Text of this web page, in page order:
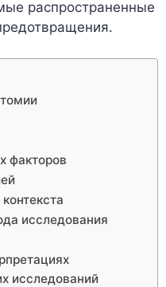
распространенные
факторов
исследования
исследований